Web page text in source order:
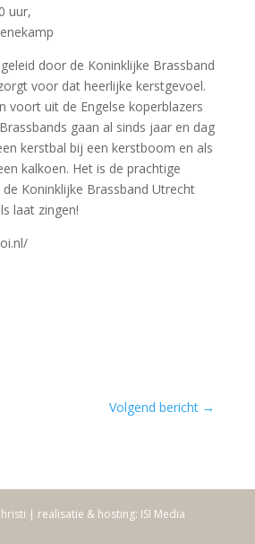
uur,
door de Koninklijke Brassband
voor dat heerlijke kerstgevoel.
voort uit de Engelse koperblazers
gaan al sinds jaar en dag
kerstbal bij een kerstboom en als
kalkoen. Het is de prachtige
Koninklijke Brassband Utrecht
laat zingen!
Volgend bericht →
| realisatie & hosting: ISI Media